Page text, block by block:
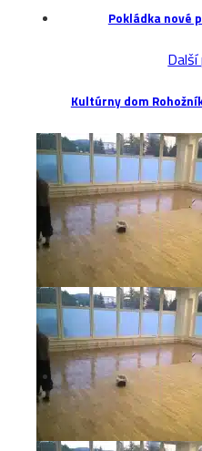
Pokládka nové
Kultúrny dom